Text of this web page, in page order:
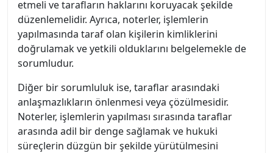
etmeli ve tarafların haklarını koruyacak şekilde
düzenlemelidir. Ayrıca, noterler, işlemlerin
yapılmasında taraf olan kişilerin kimliklerini
doğrulamak ve yetkili olduklarını belgelemekle de
sorumludur.
Diğer bir sorumluluk ise, taraflar arasındaki
anlaşmazlıkların önlenmesi veya çözülmesidir.
Noterler, işlemlerin yapılması sırasında taraflar
arasında adil bir denge sağlamak ve hukuki
süreçlerin düzgün bir şekilde yürütülmesini